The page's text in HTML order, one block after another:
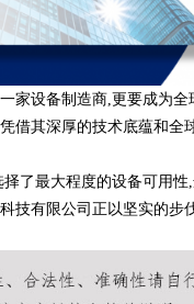
家设备制造商,更要成为
借其深厚的技术底蕴和
了最大程度的设备可用
技有限公司正以坚实的